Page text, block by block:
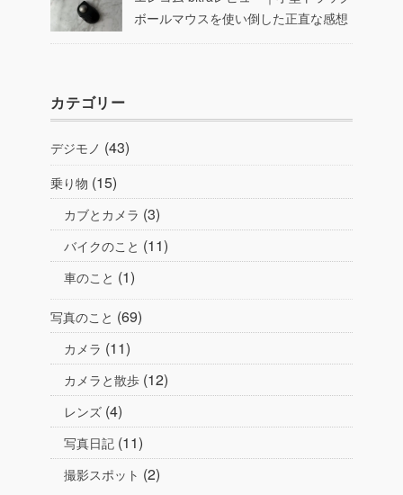
ボールマウスを使い倒した正直な感想
カテゴリー
デジモノ (43)
乗り物 (15)
カブとカメラ (3)
バイクのこと (11)
車のこと (1)
写真のこと (69)
カメラ (11)
カメラと散歩 (12)
レンズ (4)
写真日記 (11)
撮影スポット (2)